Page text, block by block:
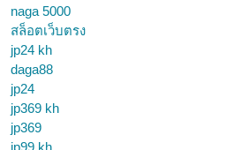
naga 5000
สล็อตเว็บตรง
jp24 kh
daga88
jp24
jp369 kh
jp369
jp99 kh